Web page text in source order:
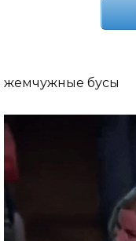
жемчужные бусы